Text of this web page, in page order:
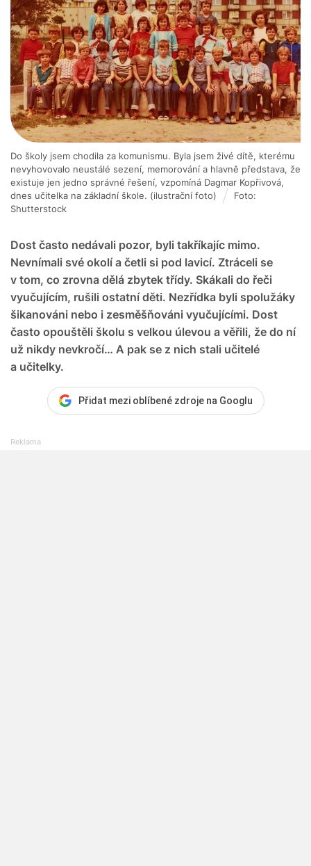
Dost často nedávali pozor, byli takříkajíc mimo.
Nevnímali své okolí a četli si pod lavicí. Ztráceli se
v tom, co zrovna dělá zbytek třídy. Skákali do řeči
vyučujícím, rušili ostatní děti. Nezřídka byli spolužáky
šikanováni nebo i zesměšňováni vyučujícími. Dost
často opouštěli školu s velkou úlevou a věřili, že do ní
už nikdy nevkročí… A pak se z nich stali učitelé
a učitelky.
Do školy jsem chodila za komunismu. Byla jsem živé dítě, kterému
nevyhovovalo neustálé sezení, memorování a hlavně představa, že
existuje jen jedno správné řešení, vzpomíná Dagmar Kopřivová,
dnes učitelka na základní škole. (ilustrační foto)
Foto:
Shutterstock
Přidat mezi oblíbené zdroje na Googlu